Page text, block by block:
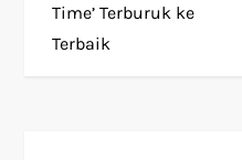
t
Time’ Terburuk ke
Terbaik